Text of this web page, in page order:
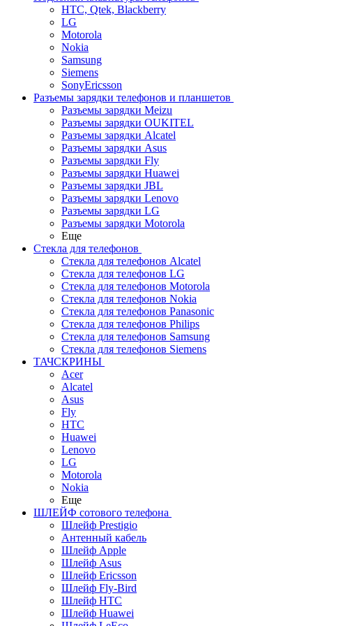
HTC, Qtek, Blackberry
LG
Motorola
Nokia
Samsung
Siemens
SonyEricsson
Разъемы зарядки телефонов и планшетов
Разъемы зарядки Meizu
Разъемы зарядки OUKITEL
Разъемы зарядки Alcatel
Разъемы зарядки Asus
Разъемы зарядки Fly
Разъемы зарядки Huawei
Разъемы зарядки JBL
Разъемы зарядки Lenovo
Разъемы зарядки LG
Разъемы зарядки Motorola
Еще
Стекла для телефонов
Стекла для телефонов Alcatel
Стекла для телефонов LG
Стекла для телефонов Motorola
Стекла для телефонов Nokia
Стекла для телефонов Panasonic
Стекла для телефонов Philips
Стекла для телефонов Samsung
Стекла для телефонов Siemens
ТАЧСКРИНЫ
Acer
Alcatel
Asus
Fly
HTC
Huawei
Lenovo
LG
Motorola
Nokia
Еще
ШЛЕЙФ сотового телефона
Шлейф Prestigio
Антенный кабель
Шлейф Apple
Шлейф Asus
Шлейф Ericsson
Шлейф Fly-Bird
Шлейф HTC
Шлейф Huawei